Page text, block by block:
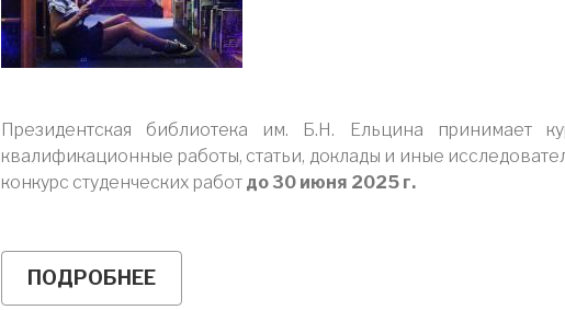
Президентская библиотека им. Б.Н. Ельцина принимает
квалификационные работы, статьи, доклады и иные
конкурс студенческих работ до 30 июня 2025 г.
ПОДРОБНЕЕ
КОНКУРС